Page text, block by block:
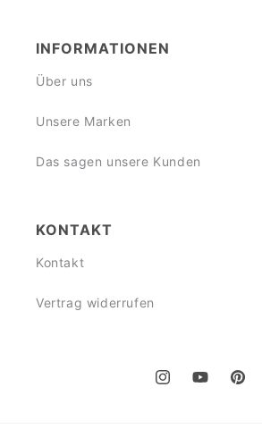
INFORMATIONEN
Über uns
Unsere Marken
Das sagen unsere Kunden
KONTAKT
Kontakt
Vertrag widerrufen
InstagramYouTube